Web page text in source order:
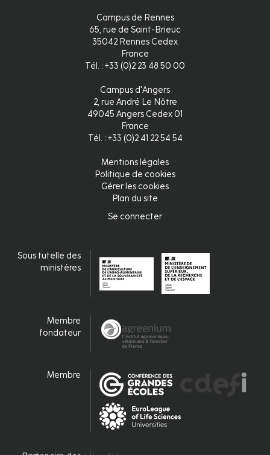
Campus de Rennes
65, rue de Saint-Brieuc
35042 Rennes Cedex
France
Tél. : +33 (0)2 23 48 50 00
Campus d'Angers
2, rue André Le Nôtre
49045 Angers Cedex 01
France
Tél. : +33 (0)2 41 22 54 54
Mentions légales
Politique de cookies
Gérer les cookies
Plan du site
Se connecter
Sous tutelle des
ministères
Membre
fondateur
Membre